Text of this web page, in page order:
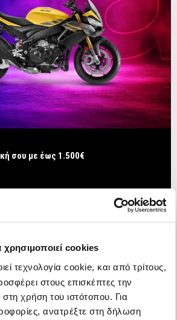
χρησιμοποιεί cookies
τεχνολογία cookie, και από τρίτους,
στους επισκέπτες την
χρήση του ιστότοπου. Για
ανατρέξτε στη δήλωση
σου με έως 1.500€